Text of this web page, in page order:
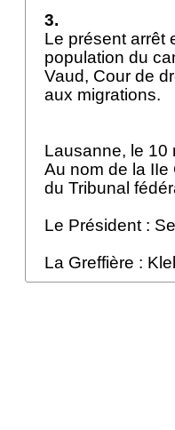
3.
Le présent arrêt
population du
Vaud, Cour de
aux migrations.
Lausanne, le 10
Au nom de la IIe
du Tribunal
Le Président :
La Greffière :